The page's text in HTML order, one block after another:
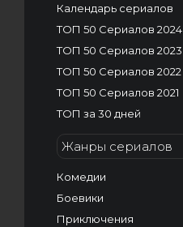
Календарь сериалов
ТОП 50 Сериалов 2024
ТОП 50 Сериалов 2023
ТОП 50 Сериалов 2022
ТОП 50 Сериалов 2021
ТОП за 30 дней
Жанры сериалов
Комедии
Боевики
Приключения